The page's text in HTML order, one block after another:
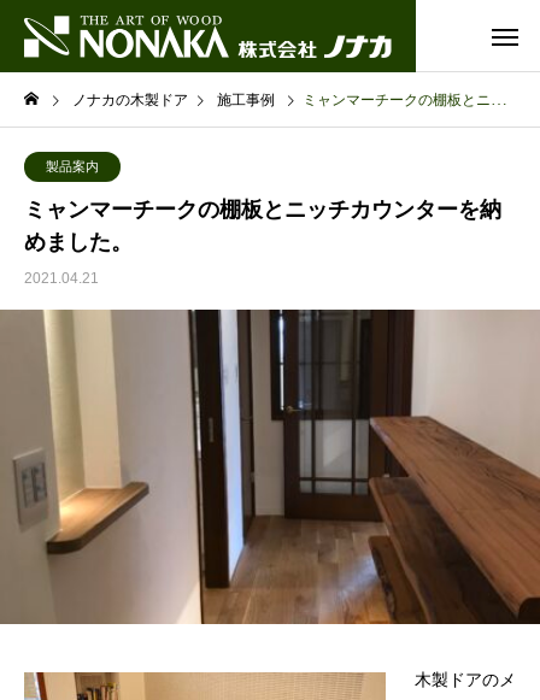
ノナカの木製ドア 施工事例 ミャンマーチークの棚板とニッチカウンターを納めました。
製品案内
ミャンマーチークの棚板とニッチカウンターを納
めました。
2021.04.21
木製ドアのメ